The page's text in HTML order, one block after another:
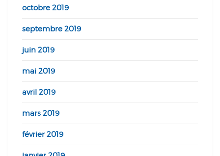
octobre 2019
septembre 2019
juin 2019
mai 2019
avril 2019
mars 2019
février 2019